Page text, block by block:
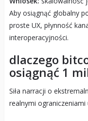
Aby osiągnąć globalny
proste UX, płynność
interoperacyjności.
dlaczego
osiągnąć 1
Siła narracji o
realnymi